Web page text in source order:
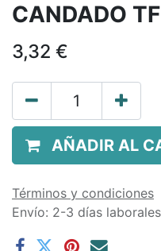
CANDADO
3,32 €
AÑADIR AL
Términos y condiciones
Envío: 2-3 días laborales